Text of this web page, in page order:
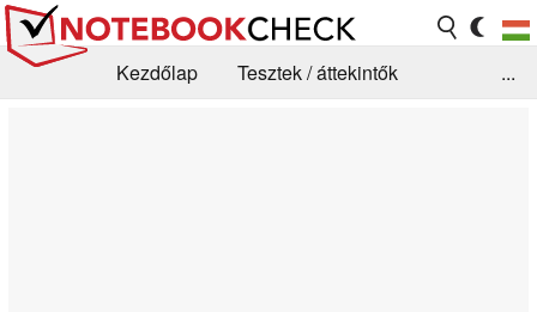
Kezdőlap
Tesztek / áttekintők
...